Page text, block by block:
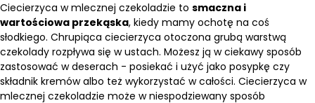
Ciecierzyca w mlecznej czekoladzie to smaczna i
wartościowa przekąska, kiedy mamy ochotę na coś
słodkiego. Chrupiąca ciecierzyca otoczona grubą warstwą
czekolady rozpływa się w ustach. Możesz ją w ciekawy sposób
zastosować w deserach - posiekać i użyć jako posypkę czy
składnik kremów albo też wykorzystać w całości. Ciecierzyca w
mlecznej czekoladzie może w niespodziewany sposób